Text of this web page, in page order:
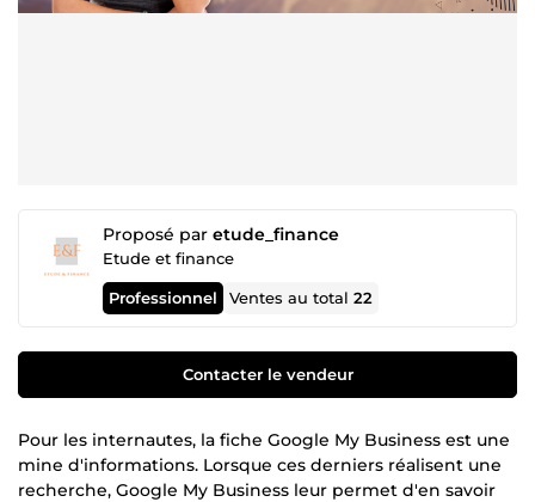
Proposé par etude_finance
Etude et finance
Professionnel Ventes au total22
Contacter le vendeur
Pour les internautes, la fiche Google My Business est une
mine d'informations. Lorsque ces derniers réalisent une
recherche, Google My Business leur permet d'en savoir